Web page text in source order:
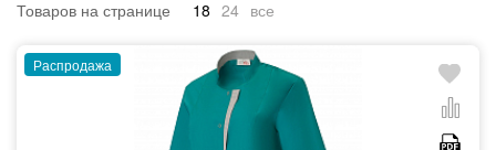
Товаров на странице 18 24 все
Распродажа